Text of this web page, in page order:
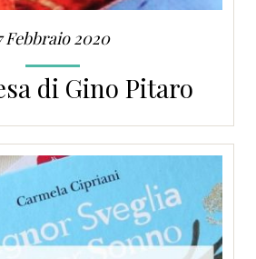
Febbraio 2020
di Gino Pitaro